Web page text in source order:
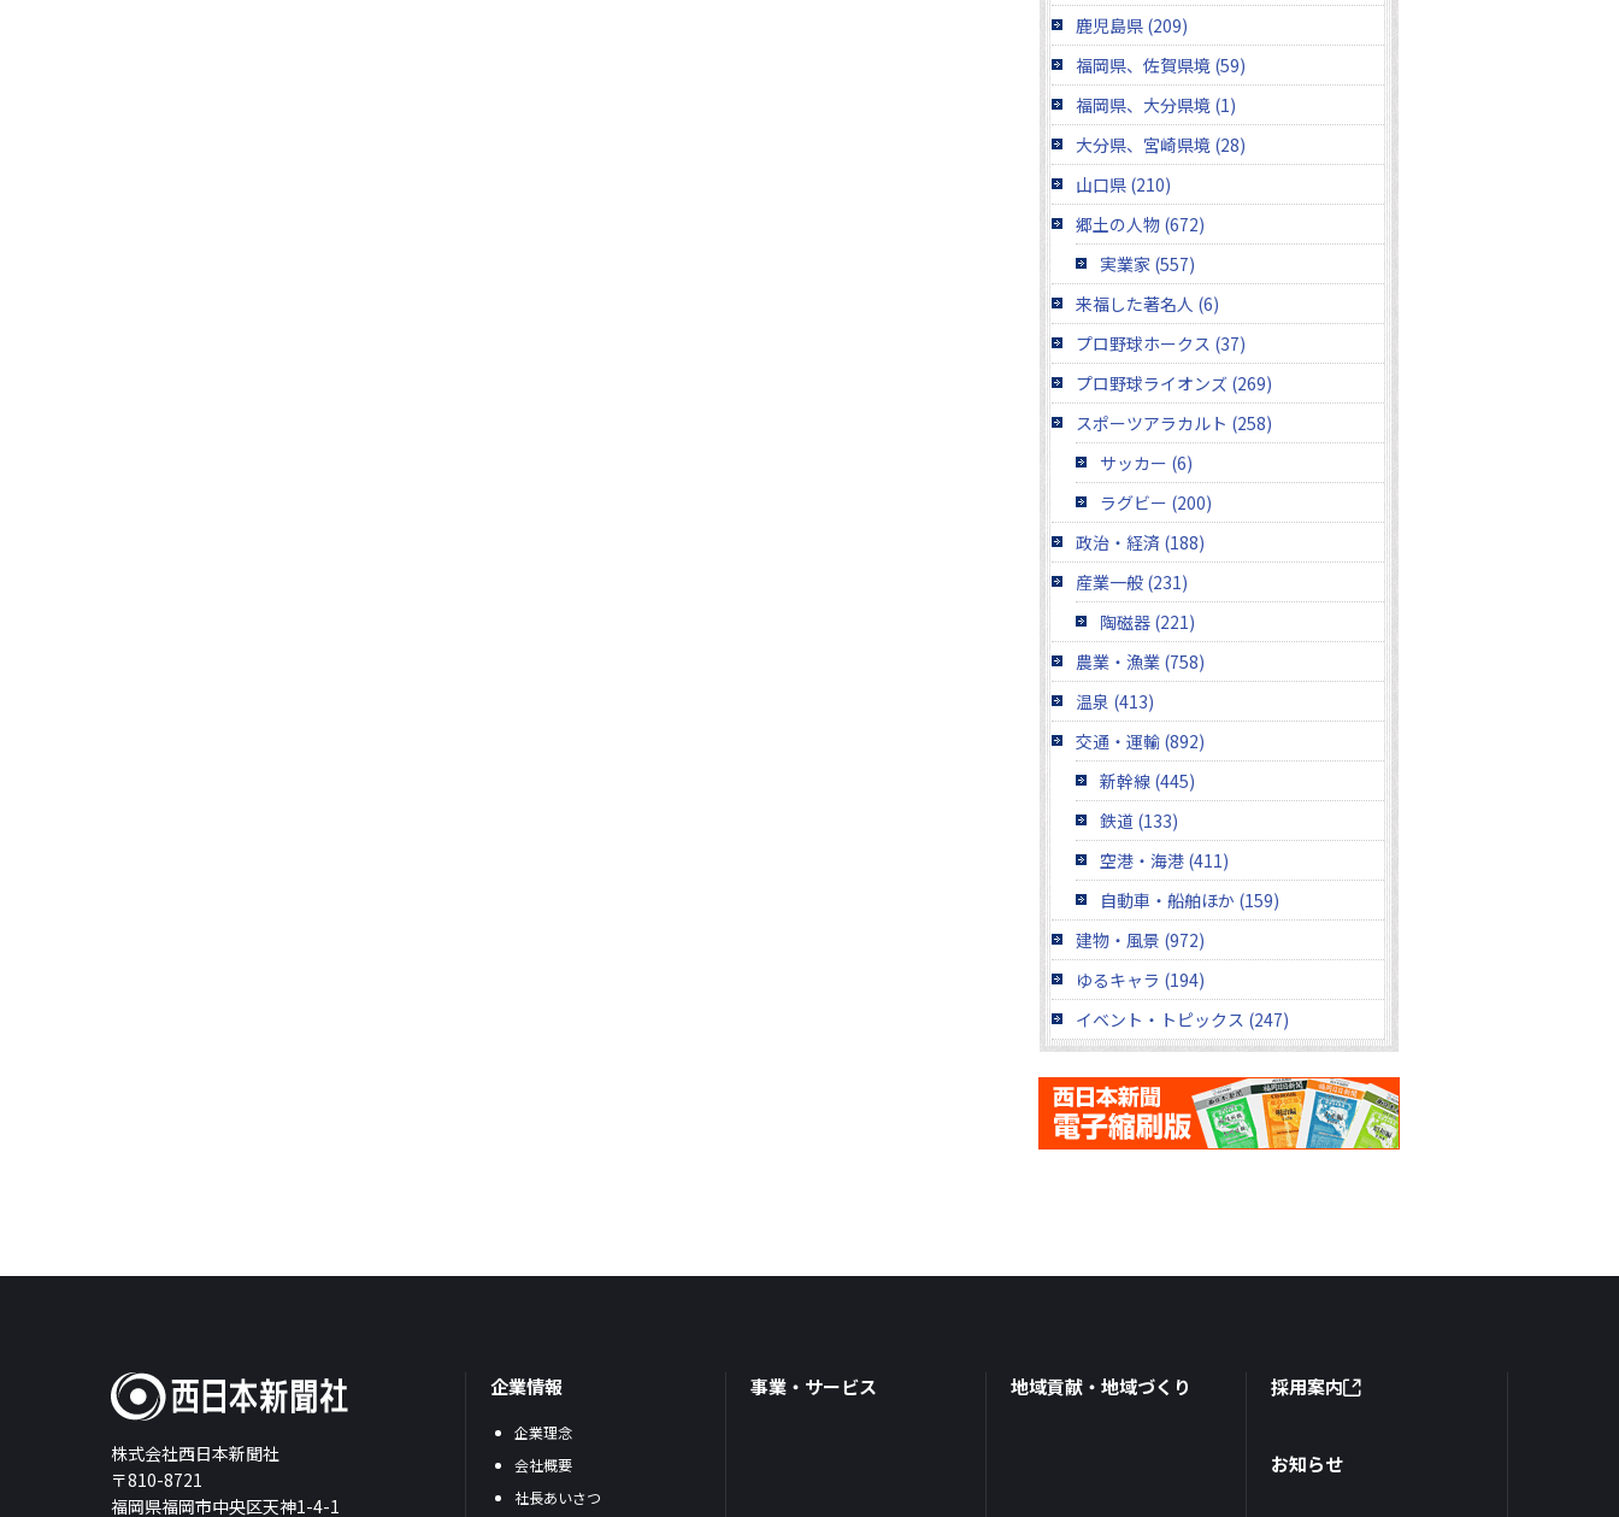
鹿児島県 (209)
福岡県、佐賀県境 (59)
福岡県、大分県境 (1)
大分県、宮崎県境 (28)
山口県 (210)
郷土の人物 (672)
実業家 (557)
来福した著名人 (6)
プロ野球ホークス (37)
プロ野球ライオンズ (269)
スポーツアラカルト (258)
サッカー (6)
ラグビー (200)
政治・経済 (188)
産業一般 (231)
陶磁器 (221)
農業・漁業 (758)
温泉 (413)
交通・運輸 (892)
新幹線 (445)
鉄道 (133)
空港・海港 (411)
自動車・船舶ほか (159)
建物・風景 (972)
ゆるキャラ (194)
イベント・トピックス (247)
株式会社西日本新聞社
〒810-8721
福岡県福岡市中央区天神1-4-1
企業情報
企業理念
会社概要
社長あいさつ
事業・サービス 地域貢献・地域づくり 採用案内
お知らせ